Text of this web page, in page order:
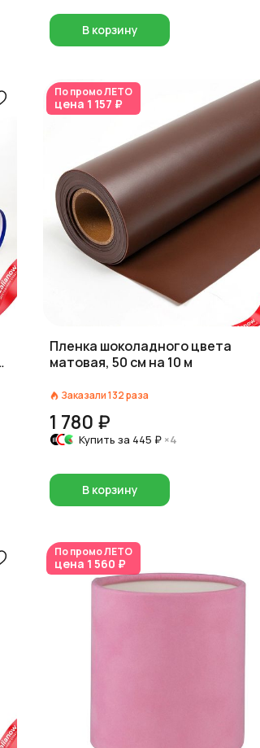
В корзину
По промоЛЕТО
цена 1 157 ₽
Пленка шоколадного цвета
матовая, 50 см на 10 м
Заказали132раза
1 780 ₽
Купить за 445 ₽ ×4
В корзину
По промоЛЕТО
цена 1 560 ₽